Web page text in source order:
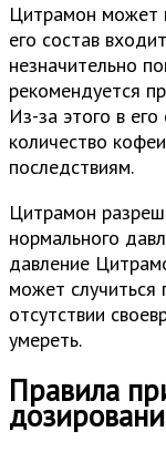
Цитрамон может
его состав
незначительно
рекомендуется
Из-за этого в
количество
последствиям.
Цитрамон
нормального
давление
может случиться
отсутствии
умереть.
Правила